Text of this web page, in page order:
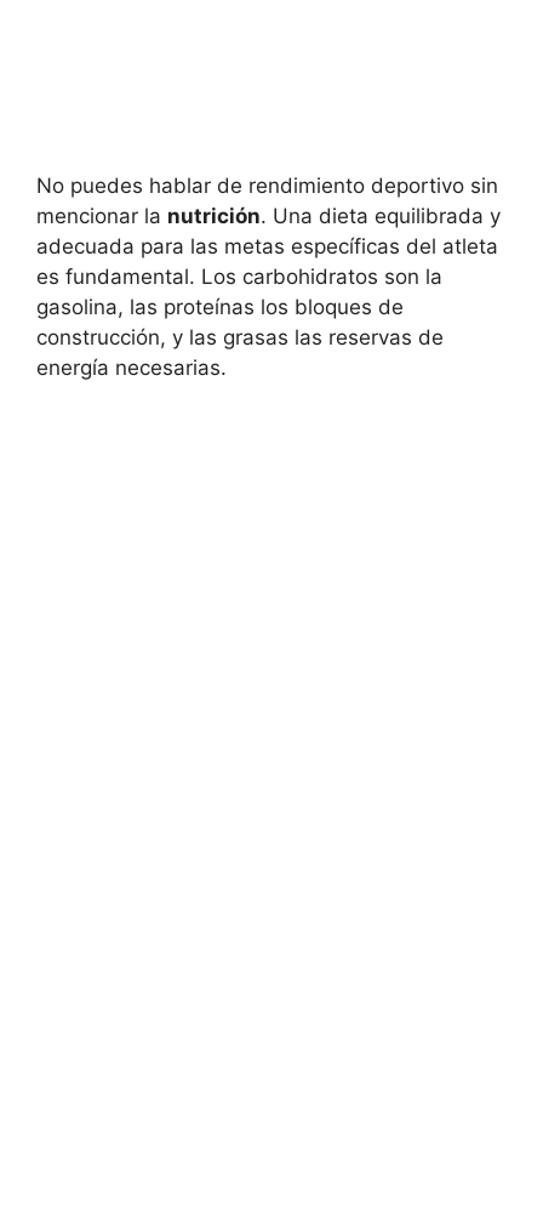
No puedes hablar de rendimiento deportivo sin
mencionar la nutrición. Una dieta equilibrada y
adecuada para las metas específicas del atleta
es fundamental. Los carbohidratos son la
gasolina, las proteínas los bloques de
construcción, y las grasas las reservas de
energía necesarias.